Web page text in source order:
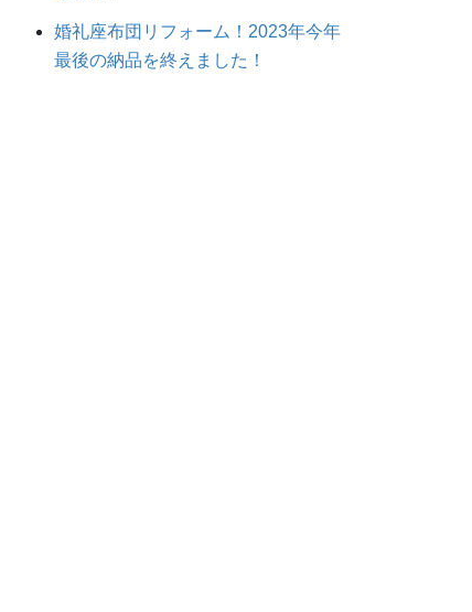
婚礼座布団リフォーム！2023年今年
最後の納品を終えました！